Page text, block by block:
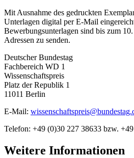
Mit Ausnahme des gedruckten
Unterlagen digital perE-Mail
Bewerbungsunterlagen sind bis zum
Adressen zu senden.
Deutscher Bundestag
Fachbereich WD 1
Wissenschaftspreis
Platz der Republik 1
11011 Berlin
E-Mail:
Telefon: +49 (0)30 227 38633 bzw.
Weitere Informationen